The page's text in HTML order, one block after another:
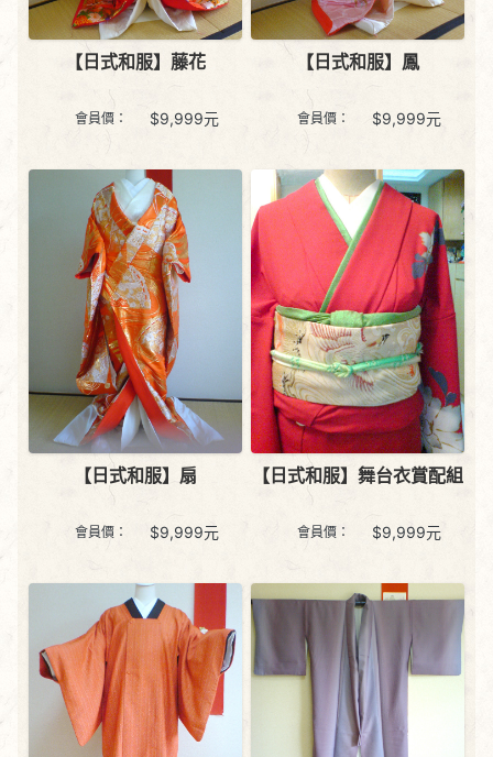
【日式和服】藤花
會員價： $9,999元
【日式和服】鳳
會員價： $9,999元
【日式和服】扇
會員價： $9,999元
【日式和服】舞台衣賞配組
會員價： $9,999元